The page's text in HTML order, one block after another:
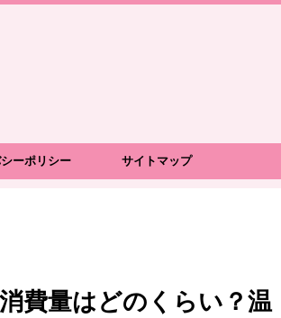
ーポリシー サイトマップ
費量はどのくらい？温